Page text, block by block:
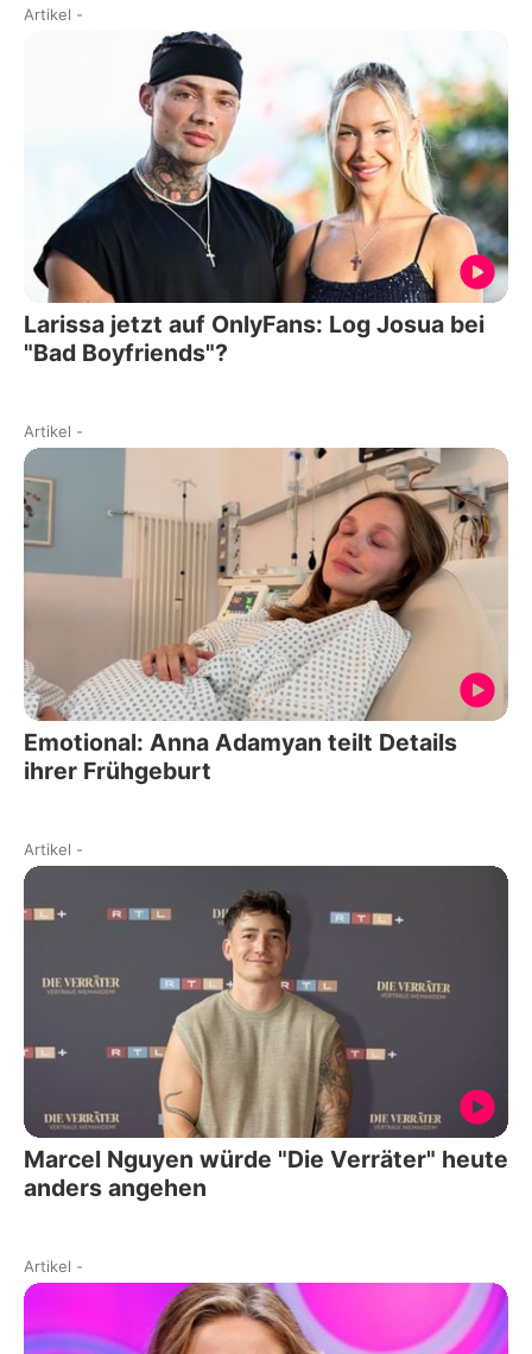
Artikel -
Larissa jetzt auf OnlyFans: Log Josua bei
"Bad Boyfriends"?
Artikel -
Emotional: Anna Adamyan teilt Details
ihrer Frühgeburt
Artikel -
Marcel Nguyen würde "Die Verräter" heute
anders angehen
Artikel -